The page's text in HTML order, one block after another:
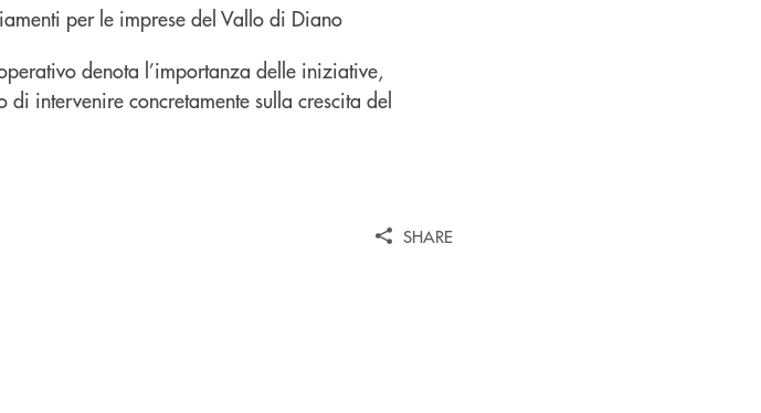
denota l’importanza delle iniziative,
intervenire concretamente sulla crescita del
SHARE